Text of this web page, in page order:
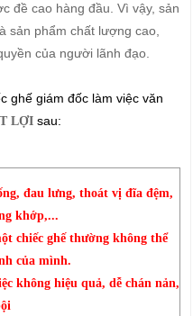
đề cao hàng đầu. Vì vậy, sản
sản phẩm chất lượng cao,
của người lãnh đạo.
ghế giám đốc làm việc văn
LỢI sau:
đau lưng, thoát vị đĩa đệm,
khớp,...
chiếc ghế thường không thể
của mình.
không hiệu quả, dễ chán nản,